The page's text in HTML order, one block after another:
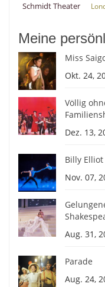
Schmidt Theater
Meine
Miss
Okt. 24,
Völlig
Dez. 13,
Billy Elliot
Nov. 07,
Aug. 31,
Parade
Aug. 24,